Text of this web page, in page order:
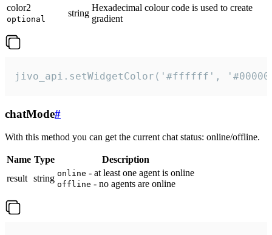
color2
optional
string
Hexadecimal colour code is used to create
gradient
jivo_api.setWidgetColor('#ffffff',
chatMode#
With this method you can get the current chat status: online/offline.
Name Type
Description
result string online - at least one agent is online
offline - no agents are online